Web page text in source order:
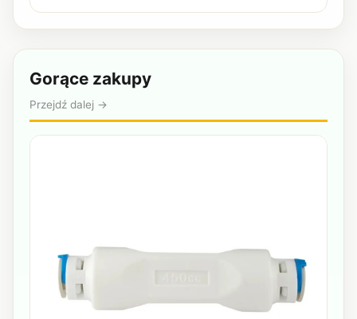
Gorące zakupy
Przejdź dalej →